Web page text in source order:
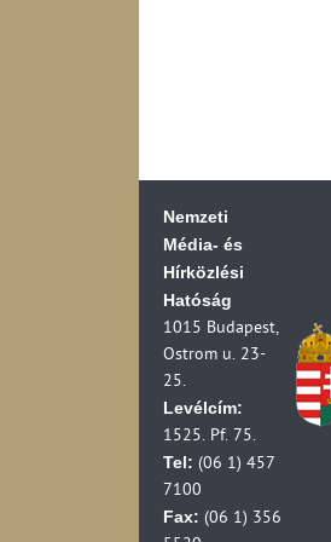
Nemzeti
Média- és
Hírközlési
Hatóság
1015 Budapest,
Ostrom u. 23-
25.
Levélcím:
1525. Pf. 75.
Tel: (06 1) 457
7100
Fax: (06 1) 356